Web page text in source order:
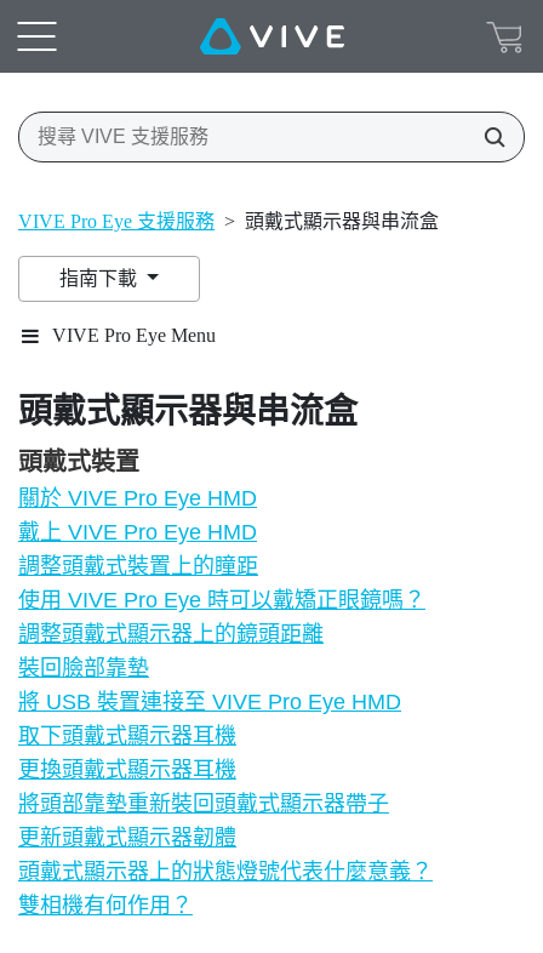
VIVE Pro Eye 支援服務 > 頭戴式顯示器與串流盒
指南下載
VIVE Pro Eye Menu
頭戴式顯示器與串流盒
頭戴式裝置
關於 VIVE Pro Eye HMD
戴上 VIVE Pro Eye HMD
調整頭戴式裝置上的瞳距
使用 VIVE Pro Eye 時可以戴矯正眼鏡嗎？
調整頭戴式顯示器上的鏡頭距離
裝回臉部靠墊
將 USB 裝置連接至 VIVE Pro Eye HMD
取下頭戴式顯示器耳機
更換頭戴式顯示器耳機
將頭部靠墊重新裝回頭戴式顯示器帶子
更新頭戴式顯示器韌體
頭戴式顯示器上的狀態燈號代表什麼意義？
雙相機有何作用？